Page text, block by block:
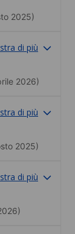
2025)
di più
2026)
di più
2025)
di più